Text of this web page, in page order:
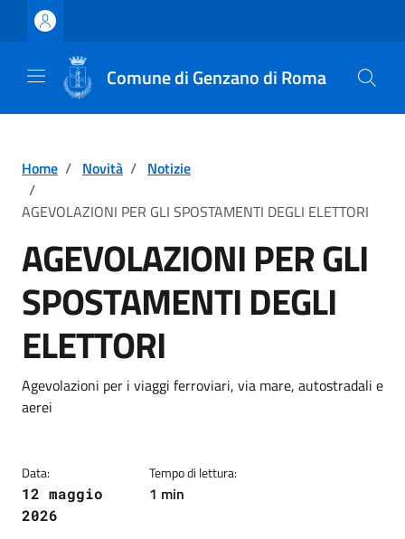
Vai ai contenuti
Vai al footer
Comune di Genzano di Roma
Home / Novità / Notizie
/
AGEVOLAZIONI PER GLI SPOSTAMENTI DEGLI ELETTORI
AGEVOLAZIONI PER GLI
SPOSTAMENTI DEGLI
ELETTORI
Dettagli della notizia
Agevolazioni per i viaggi ferroviari, via mare, autostradali e
aerei
Data:
12 maggio
2026
Tempo di lettura:
1 min